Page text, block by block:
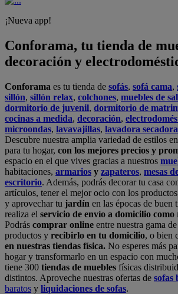
¡Nueva app!
Conforama, tu tienda de
decoración y
Conforama es tu tienda de sofás, sofá cama,
sillón, sillón relax, colchones, muebles de
dormitorio de juvenil, dormitorio de
cocinas a medida, decoración,
microondas, lavavajillas, lavadora secadora
Descubre nuestra amplia variedad de estilos
para tu hogar, con los mejores precios y
espacio en el que vives gracias a nuestros
habitaciones, armarios y zapateros, mesas
escritorio. Además, podrás decorar tu casa
artículos, tener el mejor ocio con los
y aprovechar tu jardín en las épocas de buen
realiza el servicio de envío a domicilio como
Podrás comprar online entre nuestra gama
productos y recibirlo en tu domicilio, o bien
en nuestras tiendas física. No esperes más
hogar y transformarlo en un espacio con
tiene 300 tiendas de muebles físicas
distintos. Aproveche nuestras ofertas de sofas
baratos y liquidaciones de sofas.